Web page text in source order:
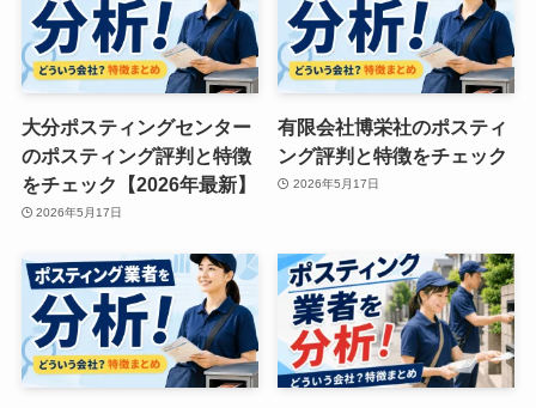
大分ポスティングセンター
のポスティング評判と特徴
をチェック【2026年最新】
2026年5月17日
有限会社博栄社のポスティ
ング評判と特徴をチェック
2026年5月17日